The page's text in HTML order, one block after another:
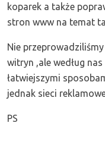
koparek a także
stron www na temat
Nie
witryn ,ale według
łatwiejszymi
jednak sieci
PS